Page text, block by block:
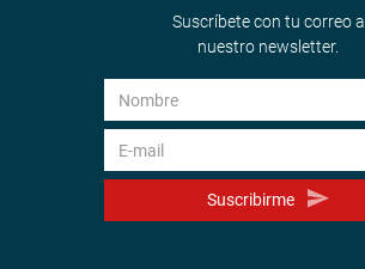
Suscríbete con tu correo a
nuestro newsletter.
Suscribirme